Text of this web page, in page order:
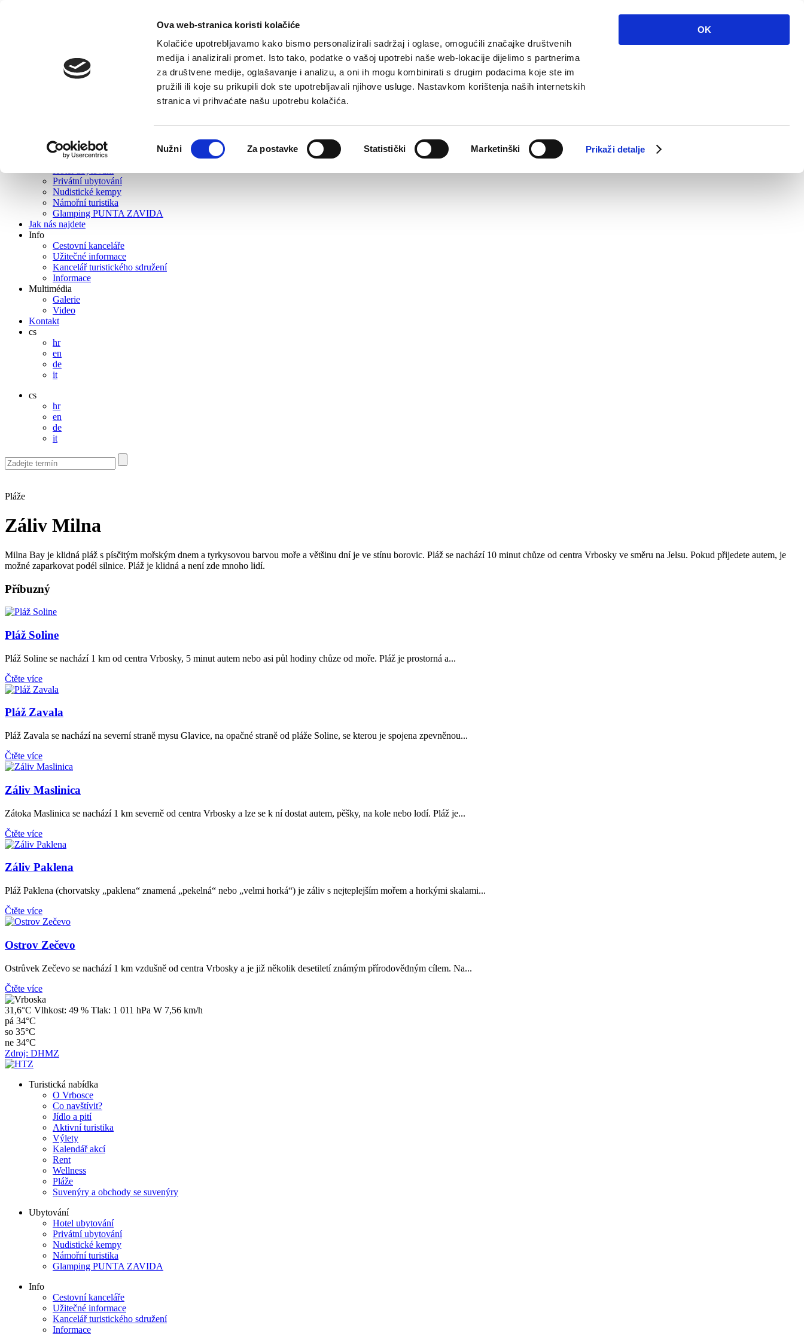
Ova web-stranica koristi kolačiće
Kolačiće upotrebljavamo kako bismo personalizirali sadržaj i oglase, omogućili značajke društvenih
medija i analizirali promet. Isto tako, podatke o vašoj upotrebi naše web-lokacije dijelimo s partnerima
za društvene medije, oglašavanje i analizu, a oni ih mogu kombinirati s drugim podacima koje ste im
pružili ili koje su prikupili dok ste upotrebljavali njihove usluge. Nastavkom korištenja naših internetskih
stranica vi prihvaćate našu upotrebu kolačića.
pristanka
Nužni Za postavke Statistički Marketinški Prikaži detalje
OK
Co navštívit?
Jídlo a pití
Suvenýry a obchody se suvenýry
Ubytování
Privátní ubytování
Nudistické kempy
Námořní turistika
Glamping PUNTA ZAVIDA
Jak nás najdete
Info
Cestovní kanceláře
Užitečné informace
Kancelář turistického sdružení
Informace
Multimédia
Galerie
Video
Kontakt
cs
hr
en
de
it
cs
hr
en
de
it
Pláže
Záliv Milna
Milna Bay je klidná pláž s písčitým mořským dnem a tyrkysovou barvou moře a většinu dní je ve stínu borovic. Pláž se nachází 10 minut chůze od centra Vrbosky ve směru na Jelsu. Pokud přijedete autem, je
možné zaparkovat podél silnice. Pláž je klidná a není zde mnoho lidí.
Příbuzný
Pláž Soline
Pláž Soline se nachází 1 km od centra Vrbosky, 5 minut autem nebo asi půl hodiny chůze od moře. Pláž je prostorná a...
Čtěte více
Pláž Zavala
Pláž Zavala se nachází na severní straně mysu Glavice, na opačné straně od pláže Soline, se kterou je spojena zpevněnou...
Čtěte více
Záliv Maslinica
Zátoka Maslinica se nachází 1 km severně od centra Vrbosky a lze se k ní dostat autem, pěšky, na kole nebo lodí. Pláž je...
Čtěte více
Záliv Paklena
Pláž Paklena (chorvatsky „paklena“ znamená „pekelná“ nebo „velmi horká“) je záliv s nejteplejším mořem a horkými skalami...
Čtěte více
Ostrov Zečevo
Ostrůvek Zečevo se nachází 1 km vzdušně od centra Vrbosky a je již několik desetiletí známým přírodovědným cílem. Na...
Čtěte více
31,6°C Vlhkost: 49 % Tlak: 1 011 hPa W 7,56 km/h
pá 34°C
so 35°C
ne 34°C
Zdroj: DHMZ
Turistická nabídka
O Vrbosce
Co navštívit?
Jídlo a pití
Aktivní turistika
Výlety
Kalendář akcí
Rent
Wellness
Pláže
Suvenýry a obchody se suvenýry
Ubytování
Hotel ubytování
Privátní ubytování
Nudistické kempy
Námořní turistika
Glamping PUNTA ZAVIDA
Info
Cestovní kanceláře
Užitečné informace
Kancelář turistického sdružení
Informace